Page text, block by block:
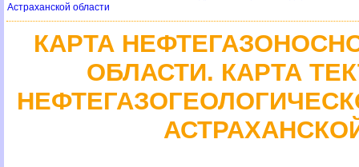
Астраханской области
КАРТА
ОБЛАСТИ. КАРТА